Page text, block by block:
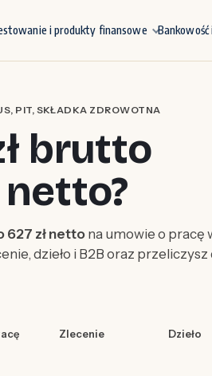
i produkty finansowe Bankowość
PIT, SKŁADKA ZDROWOTNA
brutto
627 zł netto na umowie o pracę
dzieło i B2B oraz
Zlecenie Dzieło